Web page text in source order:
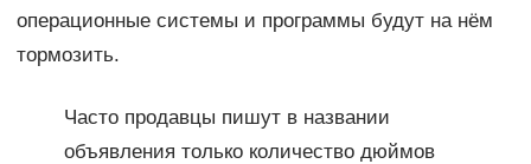
операционные системы и программы будут на нём
тормозить.
Часто продавцы пишут в названии
объявления только количество дюймов